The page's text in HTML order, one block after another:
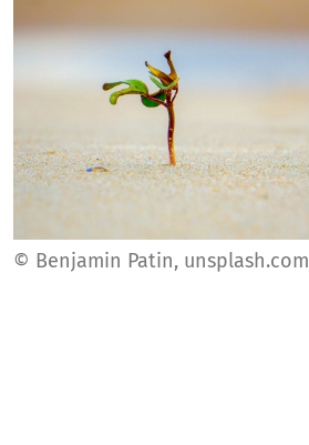
© Benjamin Patin, unsplash.com